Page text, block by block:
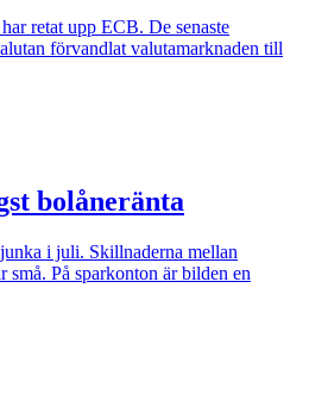
retat upp ECB. De senaste
förvandlat valutamarknaden till
bolåneränta
i juli. Skillnaderna mellan
små. På sparkonton är bilden en